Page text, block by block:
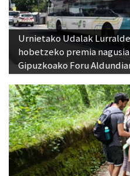
Urnietako Udalak
hobetzeko premia
Gipuzkoako Foru